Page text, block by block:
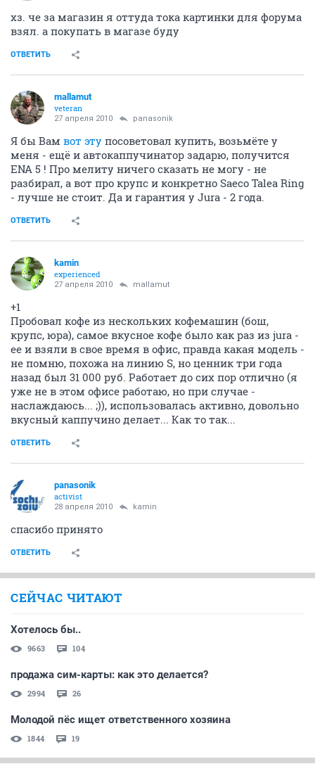
хз. че за магазин я оттуда тока картинки для форума
взял. а покупать в магазе буду
ОТВЕТИТЬ
mallamut
veteran
27 апреля 2010 panasonik
Я бы Вам вот эту посоветовал купить, возьмёте у
меня - ещё и автокаппучинатор задарю, получится
ENA 5 ! Про мелиту ничего сказать не могу - не
разбирал, а вот про крупс и конкретно Saeco Talea Ring
- лучше не стоит. Да и гарантия у Jura - 2 года.
ОТВЕТИТЬ
kamin
experienced
27 апреля 2010 mallamut
+1
Пробовал кофе из нескольких кофемашин (бош,
крупс, юра), самое вкусное кофе было как раз из jura -
ее и взяли в свое время в офис, правда какая модель -
не помню, похожа на линию S, но ценник три года
назад был 31 000 руб. Работает до сих пор отлично (я
уже не в этом офисе работаю, но при случае -
наслаждаюсь... ;)), использовалась активно, довольно
вкусный каппучино делает... Как то так...
ОТВЕТИТЬ
panasonik
activist
28 апреля 2010 kamin
спасибо принято
ОТВЕТИТЬ
СЕЙЧАС ЧИТАЮТ
Хотелось бы..
9663 104
продажа сим-карты: как это делается?
2994 26
Молодой пёс ищет ответственного хозяина
1844 19